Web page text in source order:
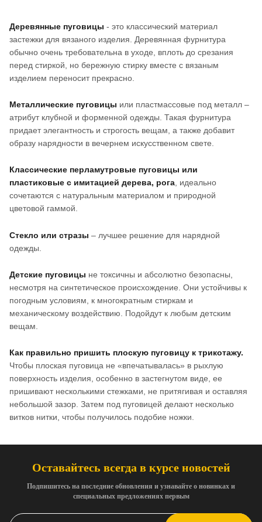
Деревянные пуговицы - это классический материал
застежки для вязаного изделия. Деревянная фурнитура
обычно очень требовательна в уходе, вплоть до срезания
перед стиркой, но бережную стирку вместе с вязаным
изделием переносит прекрасно.
Металлические пуговицы или пластмассовые под металл –
атрибут клубной и форменной одежды. Такая фурнитура
придает элегантность и строгость вещам, а также добавит
образу нарядности в вечернем искусственном свете.
Классические перламутровые пуговицы или
пластиковые с имитацией дерева, рога, идеально
сочетаются с натуральным материалом и природной
цветовой гаммой.
Стекло или стразы – лучшее решение для нарядной
одежды.
Детские пуговицы не токсичны и абсолютно безопасны,
несмотря на синтетическое происхождение. Они устойчивы к
погодным условиям, к многократным стиркам и
механическому воздействию. Подойдут к любым детским
вещам.
Как правильно пришить плоскую пуговицу к трикотажу.
Чтобы плоская пуговица не «впечатывалась» в рыхлую
поверхность изделия, особенно в застегнутом виде, ее
пришивают несколькими стежками, не притягивая и оставляя
небольшой зазор. Затем под пуговицей делают несколько
витков нитки, чтобы получилось подобие ножки.
Оставайтесь всегда в курсе новостей
Подпишитесь на последние обновления и узнавайте о новинках и
специальных предложениях первым